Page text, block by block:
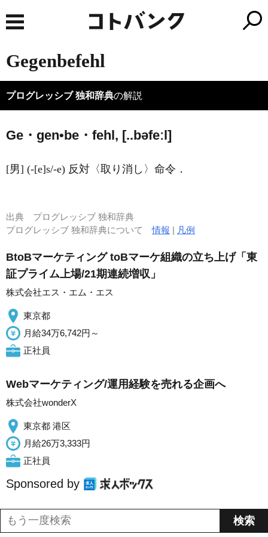
Gegenbefehl
プログレッシブ 独和辞典の解説
Ge・gen•be・fehl, [..bəfeːl]
[男] (-[e]s/-e) 反対〈取り消し〉命令．
出典 プログレッシブ 独和辞典
プログレッシブ 独和辞典について情報 | 凡例
BtoBマーケティング toBマーケ組織の立ち上げ「東
証プライム上場/21期連続増収」
株式会社エス・エム・エス
東京都
月給34万6,742円～
正社員
Webマーケティング/運用経験を売れる企画へ
株式会社wonderX
東京都 港区
月給26万3,333円
正社員
Sponsored by